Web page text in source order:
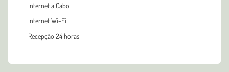
Internet a Cabo
Internet Wi-Fi
Recepção 24 horas